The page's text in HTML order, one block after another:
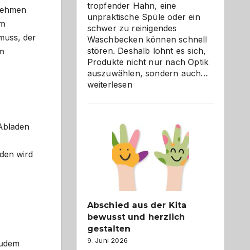
der
wird
tropfender Hahn, eine
unpraktische Spüle oder ein
schwer zu reinigendes
Waschbecken können schnell
stören. Deshalb lohnt es sich,
Produkte nicht nur nach Optik
auszuwählen, sondern auch…
weiterlesen
Abschied aus der Kita
bewusst und herzlich
gestalten
9. Juni 2026